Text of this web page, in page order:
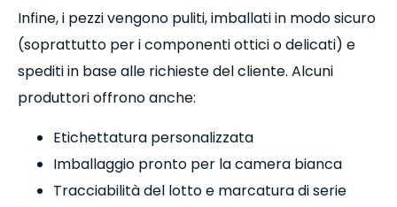
Infine, i pezzi vengono puliti, imballati in modo sicuro
(soprattutto per i componenti ottici o delicati) e
spediti in base alle richieste del cliente. Alcuni
produttori offrono anche:
Etichettatura personalizzata
Imballaggio pronto per la camera bianca
Tracciabilità del lotto e marcatura di serie